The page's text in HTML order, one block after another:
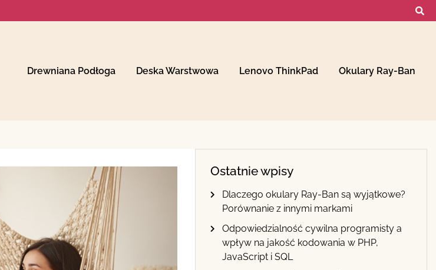
Drewniana Podłoga Deska Warstwowa Lenovo ThinkPad Okulary Ray-Ban
Ostatnie wpisy
Dlaczego okulary Ray-Ban są wyjątkowe?
Porównanie z innymi markami
Odpowiedzialność cywilna programisty a
wpływ na jakość kodowania w PHP,
JavaScript i SQL